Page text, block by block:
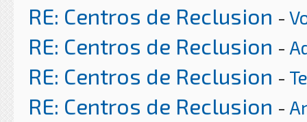
RE: Centros de Reclusion -
RE: Centros de Reclusion -
RE: Centros de Reclusion -
RE: Centros de Reclusion -